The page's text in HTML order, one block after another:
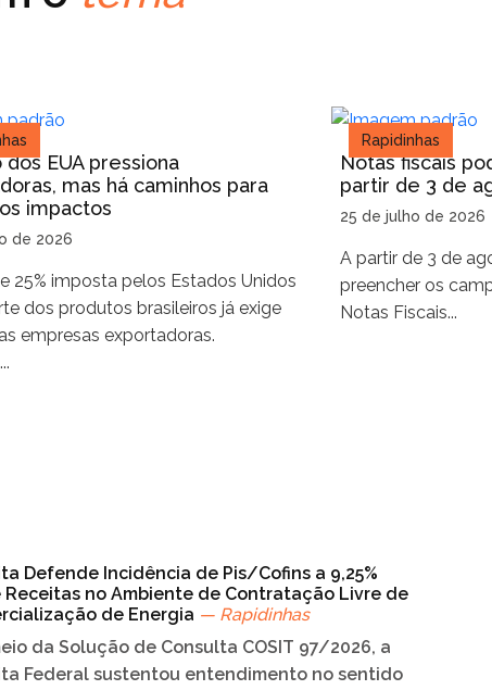
dos EUA pressiona
mas há caminhos para
impactos
de 2026
25% imposta pelos Estados Unidos
dos produtos brasileiros já exige
empresas exportadoras.
Rapidinhas
Notas fiscais
partir de 3 de
25 de julho de 2026
A partir de 3 de
preencher os
Notas Fiscais...
Defende Incidência de Pis/Cofins a 9,25%
Receitas no Ambiente de Contratação Livre de
de Energia — Rapidinhas
da Solução de Consulta COSIT 97/2026, a
Federal sustentou entendimento no sentido